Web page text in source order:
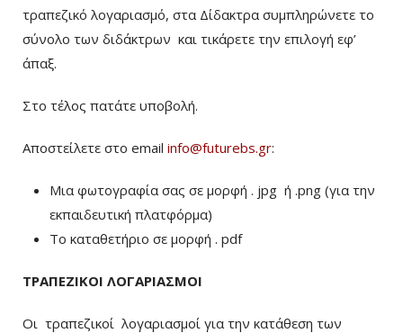
τραπεζικό λογαριασμό, στα Δίδακτρα συμπληρώνετε το
σύνολο των διδάκτρων και τικάρετε την επιλογή εφ’
άπαξ.
Στο τέλος πατάτε υποβολή.
Αποστείλετε στο email info@futurebs.gr:
Μια φωτογραφία σας σε μορφή . jpg ή .png (για την
εκπαιδευτική πλατφόρμα)
To καταθετήριο σε μορφή . pdf
ΤΡΑΠΕΖΙΚΟΙ ΛΟΓΑΡΙΑΣΜΟΙ
Οι τραπεζικοί λογαριασμοί για την κατάθεση των